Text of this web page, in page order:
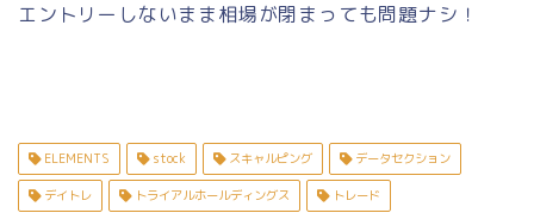
エントリーしないまま相場が閉まっても問題ナシ！
ELEMENTS stock スキャルピング データセクション
デイトレ トライアルホールディングス トレード